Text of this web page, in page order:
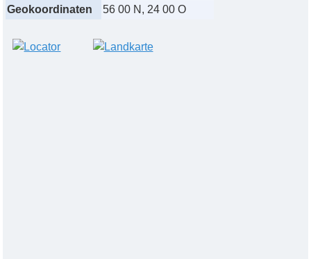
Geokoordinaten
56 00 N, 24 00 O